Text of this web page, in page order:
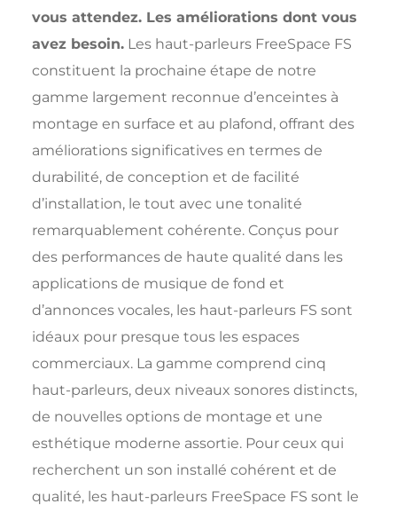
vous attendez. Les améliorations dont vous
avez besoin. Les haut-parleurs FreeSpace FS
constituent la prochaine étape de notre
gamme largement reconnue d’enceintes à
montage en surface et au plafond, offrant des
améliorations significatives en termes de
durabilité, de conception et de facilité
d’installation, le tout avec une tonalité
remarquablement cohérente. Conçus pour
des performances de haute qualité dans les
applications de musique de fond et
d’annonces vocales, les haut-parleurs FS sont
idéaux pour presque tous les espaces
commerciaux. La gamme comprend cinq
haut-parleurs, deux niveaux sonores distincts,
de nouvelles options de montage et une
esthétique moderne assortie. Pour ceux qui
recherchent un son installé cohérent et de
qualité, les haut-parleurs FreeSpace FS sont le